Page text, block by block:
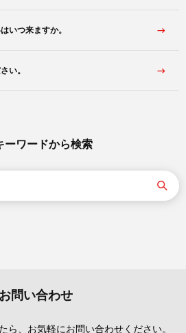
いつ来ますか。
い。
ーワードから検索
お問い合わせ
ら、お気軽にお問い合わせください。